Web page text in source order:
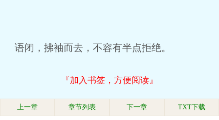
语闭，拂袖而去，不容有半点拒绝。
『加入书签，方便阅读』
上一章 章节列表 下一章 TXT下载